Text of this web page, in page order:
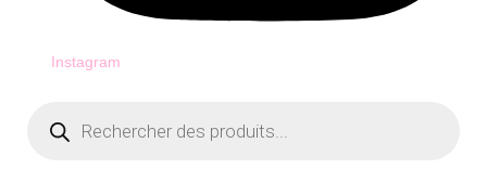
Instagram
produits